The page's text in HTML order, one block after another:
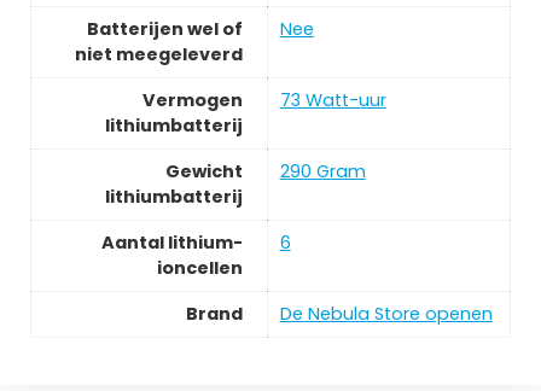
Batterijen wel of
niet meegeleverd
‎Nee
Vermogen
lithiumbatterij
‎73 Watt-uur
Gewicht
lithiumbatterij
‎290 Gram
Aantal lithium-
ioncellen
‎6
Brand De Nebula Store openen